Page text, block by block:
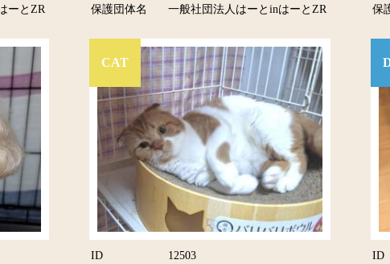
ーとZR
保護団体名
一般社団法人はーとinはーとZR
保
CAT
ID
12503
ID